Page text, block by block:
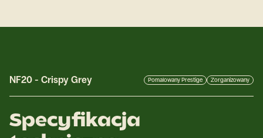
NF20 - Crispy Grey Pomalowany Prestige Zorganizowany
Specyfikacja